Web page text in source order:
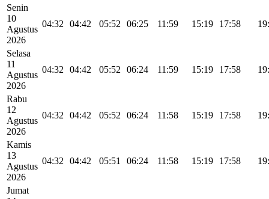
Senin
10
Agustus
2026
04:32 04:42 05:52 06:25 11:59 15:19 17:58
Selasa
11
Agustus
2026
04:32 04:42 05:52 06:24 11:59 15:19 17:58
Rabu
12
Agustus
2026
04:32 04:42 05:52 06:24 11:58 15:19 17:58
Kamis
13
Agustus
2026
04:32 04:42 05:51 06:24 11:58 15:19 17:58
Jumat